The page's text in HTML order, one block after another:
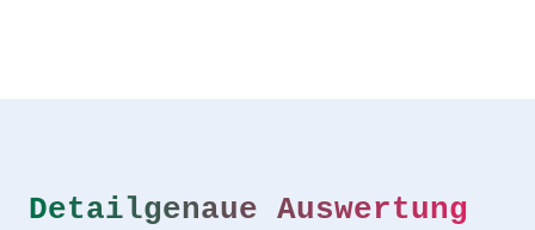
Detailgenaue Auswertung